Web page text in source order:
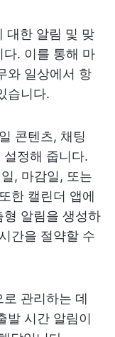
대한 알림 및 맞
. 이를 통해 마
와 일상에서 항
습니다.
콘텐츠, 채팅
정해 줍니다.
, 마감일, 또는
한 캘린더 앱에
알림을 생성하
간을 절약할 수
관리하는 데
발 시간 알림이